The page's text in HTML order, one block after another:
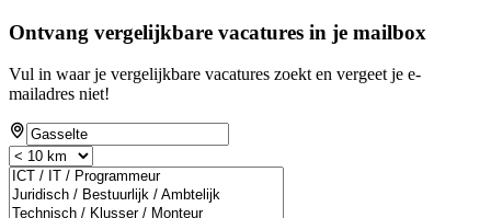
Ontvang vergelijkbare vacatures in je mailbox
Vul in waar je vergelijkbare vacatures zoekt en vergeet je e-
mailadres niet!